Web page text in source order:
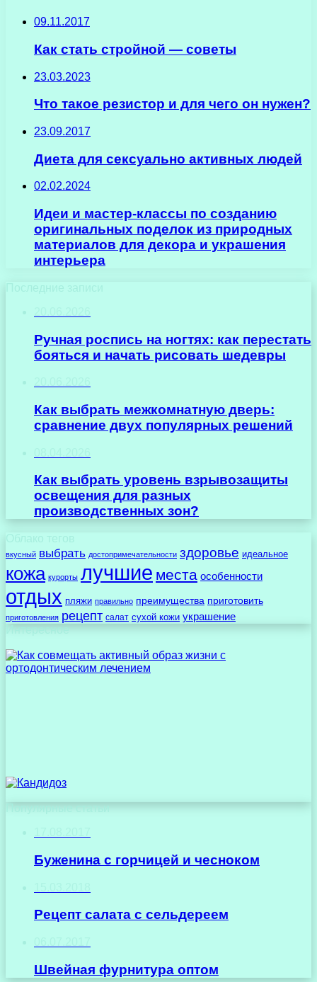
09.11.2017
Как стать стройной — советы
23.03.2023
Что такое резистор и для чего он нужен?
23.09.2017
Диета для сексуально активных людей
02.02.2024
Идеи и мастер-классы по созданию
оригинальных поделок из природных
материалов для декора и украшения
интерьера
Последние записи
Ручная роспись на ногтях: как перестать
бояться и начать рисовать шедевры
Как выбрать межкомнатную дверь:
сравнение двух популярных решений
Как выбрать уровень взрывозащиты
освещения для разных
производственных зон?
Облако тегов
вкусный выбрать достопримечательности здоровье идеальное
кожа курорты лучшие места особенности
отдых пляжи правильно преимущества приготовить
приготовления рецепт салат сухой кожи украшение
Буженина с горчицей и чесноком
Рецепт салата с сельдереем
Швейная фурнитура оптом